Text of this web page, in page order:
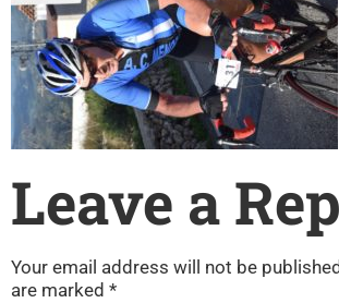
Leave a
Your email address will not be
are marked *